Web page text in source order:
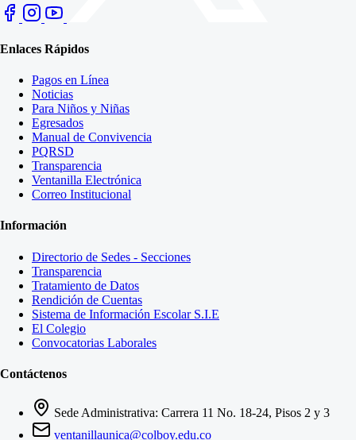
Enlaces Rápidos
Pagos en Línea
Noticias
Para Niños y Niñas
Egresados
Manual de Convivencia
PQRSD
Transparencia
Ventanilla Electrónica
Correo Institucional
Información
Directorio de Sedes - Secciones
Transparencia
Tratamiento de Datos
Rendición de Cuentas
Sistema de Información Escolar S.I.E
El Colegio
Convocatorias Laborales
Contáctenos
Sede Administrativa: Carrera 11 No. 18-24, Pisos 2 y 3
ventanillaunica@colboy.edu.co